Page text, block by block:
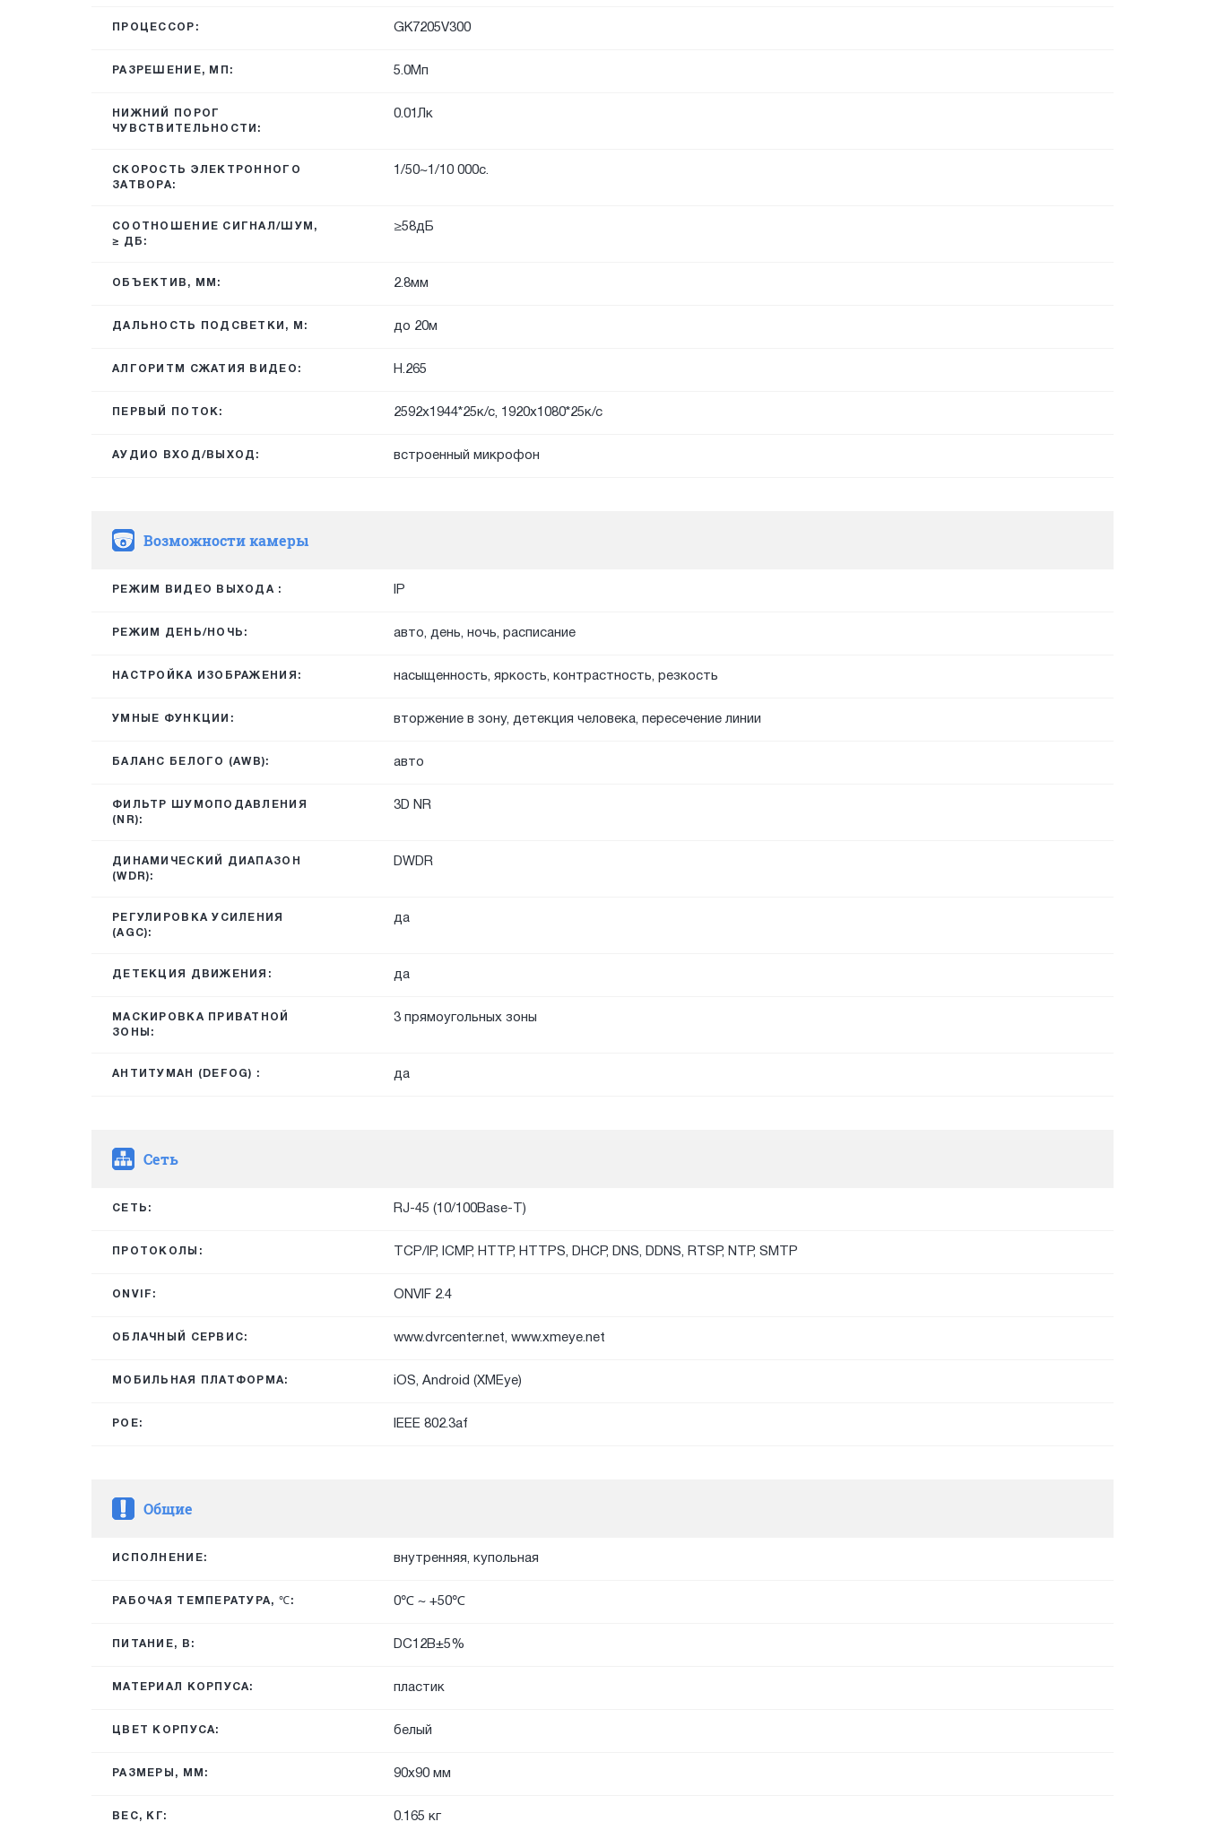
ПРОЦЕССОР: GK7205V300
РАЗРЕШЕНИЕ, МП: 5.0Мп
НИЖНИЙ ПОРОГ
ЧУВСТВИТЕЛЬНОСТИ:
0.01Лк
СКОРОСТЬ ЭЛЕКТРОННОГО
ЗАТВОРА:
1/50~1/10 000с.
СООТНОШЕНИЕ СИГНАЛ/ШУМ,
≥ ДБ:
≥58дБ
ОБЪЕКТИВ, ММ: 2.8мм
ДАЛЬНОСТЬ ПОДСВЕТКИ, М: до 20м
АЛГОРИТМ СЖАТИЯ ВИДЕО: H.265
ПЕРВЫЙ ПОТОК: 2592x1944*25к/с, 1920х1080*25к/с
АУДИО ВХОД/ВЫХОД: встроенный микрофон
Возможности камеры
РЕЖИМ ВИДЕО ВЫХОДА : IP
РЕЖИМ ДЕНЬ/НОЧЬ: авто, день, ночь, расписание
НАСТРОЙКА ИЗОБРАЖЕНИЯ: насыщенность, яркость, контрастность, резкость
УМНЫЕ ФУНКЦИИ: вторжение в зону, детекция человека, пересечение линии
БАЛАНС БЕЛОГО (AWB): авто
ФИЛЬТР ШУМОПОДАВЛЕНИЯ
(NR):
3D NR
ДИНАМИЧЕСКИЙ ДИАПАЗОН
(WDR):
DWDR
РЕГУЛИРОВКА УСИЛЕНИЯ
(AGC):
да
ДЕТЕКЦИЯ ДВИЖЕНИЯ: да
МАСКИРОВКА ПРИВАТНОЙ
ЗОНЫ:
3 прямоугольных зоны
АНТИТУМАН (DEFOG) : да
Сеть
СЕТЬ: RJ-45 (10/100Base-T)
ПРОТОКОЛЫ: TCP/IP, ICMP, HTTP, HTTPS, DHCP, DNS, DDNS, RTSP, NTP, SMTP
ONVIF: ONVIF 2.4
ОБЛАЧНЫЙ СЕРВИС: www.dvrcenter.net, www.xmeye.net
МОБИЛЬНАЯ ПЛАТФОРМА: iOS, Android (XMEye)
POE: IEEE 802.3af
Общие
ИСПОЛНЕНИЕ: внутренняя, купольная
РАБОЧАЯ ТЕМПЕРАТУРА, ℃: 0℃ ~ +50℃
ПИТАНИЕ, В: DС12В±5%
МАТЕРИАЛ КОРПУСА: пластик
ЦВЕТ КОРПУСА: белый
РАЗМЕРЫ, ММ: 90x90 мм
ВЕС, КГ: 0.165 кг